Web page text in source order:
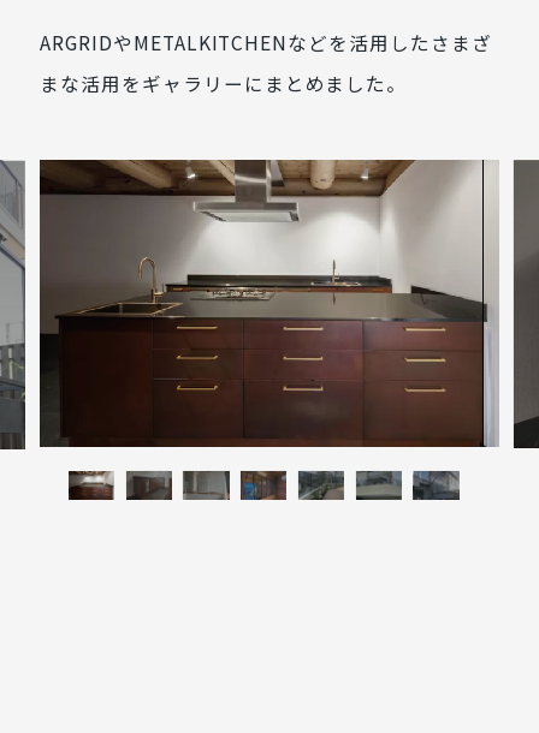
ARGRIDやMETALKITCHENなどを活用したさまざ
まな活用をギャラリーにまとめました。